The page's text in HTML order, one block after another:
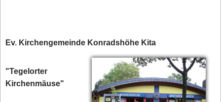
Ev. Kirchengemeinde Konradshöhe Kita
"Tegelorter
Kirchenmäuse"